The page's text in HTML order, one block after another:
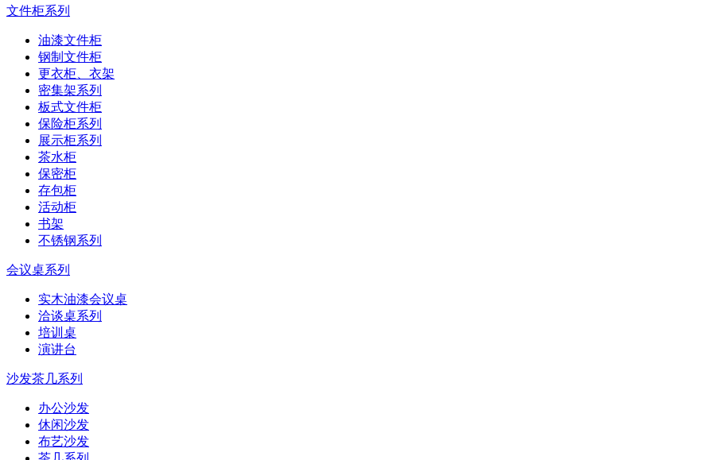
文件柜系列
油漆文件柜
钢制文件柜
更衣柜、衣架
密集架系列
板式文件柜
保险柜系列
展示柜系列
茶水柜
保密柜
存包柜
活动柜
书架
不锈钢系列
会议桌系列
实木油漆会议桌
洽谈桌系列
培训桌
演讲台
沙发茶几系列
办公沙发
休闲沙发
布艺沙发